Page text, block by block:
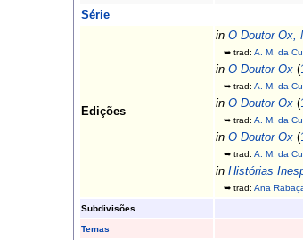
Série
Edições
in O Doutor Ox,
➥ trad: A. M. da
in O Doutor Ox(
➥ trad: A. M. da
in O Doutor Ox(
➥ trad: A. M. da
in O Doutor Ox(
➥ trad: A. M. da
in Histórias
➥ trad: Ana
Subdivisões
Temas